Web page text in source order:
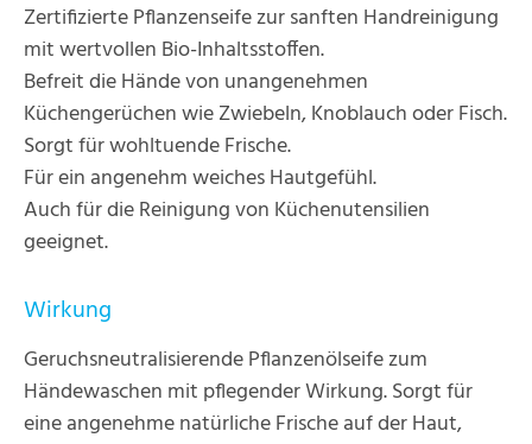
Zertifizierte Pflanzenseife zur sanften Handreinigung
mit wertvollen Bio-Inhaltsstoffen.
Befreit die Hände von unangenehmen
Küchengerüchen wie Zwiebeln, Knoblauch oder Fisch.
Sorgt für wohltuende Frische.
Für ein angenehm weiches Hautgefühl.
Auch für die Reinigung von Küchenutensilien
geeignet.
Wirkung
Geruchsneutralisierende Pflanzenölseife zum
Händewaschen mit pflegender Wirkung. Sorgt für
eine angenehme natürliche Frische auf der Haut,